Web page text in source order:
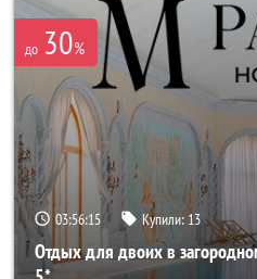
до 30%
03:56:14 Купили: 13
Отдых для двоих в